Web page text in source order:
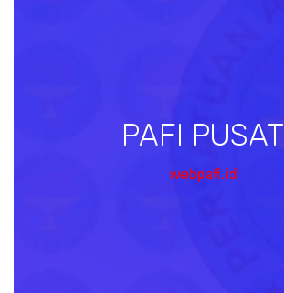
PAFI PUSAT
webpafi.id